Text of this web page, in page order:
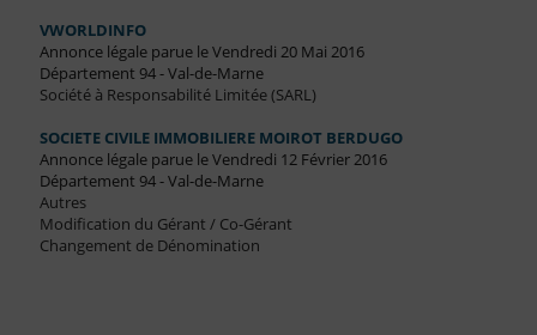
VWORLDINFO
Annonce légale parue le Vendredi 20 Mai 2016
Département 94 - Val-de-Marne
Société à Responsabilité Limitée (SARL)
SOCIETE CIVILE IMMOBILIERE MOIROT BERDUGO
Annonce légale parue le Vendredi 12 Février 2016
Département 94 - Val-de-Marne
Autres
Modification du Gérant / Co-Gérant
Changement de Dénomination